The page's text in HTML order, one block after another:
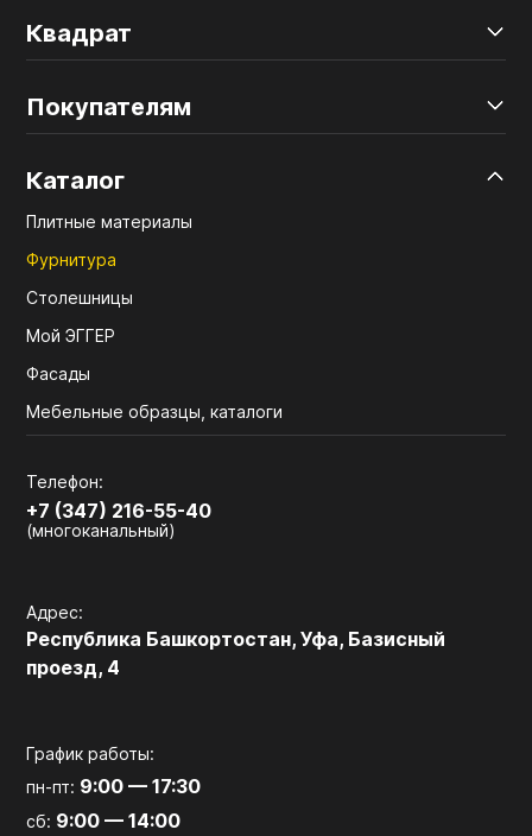
Квадрат
Покупателям
Каталог
Плитные материалы
Фурнитура
Столешницы
Мой ЭГГЕР
Фасады
Мебельные образцы, каталоги
Телефон:
+7 (347) 216-55-40
(многоканальный)
Адрес:
Республика Башкортостан, Уфа, Базисный
проезд, 4
График работы:
пн-пт: 9:00 — 17:30
сб: 9:00 — 14:00